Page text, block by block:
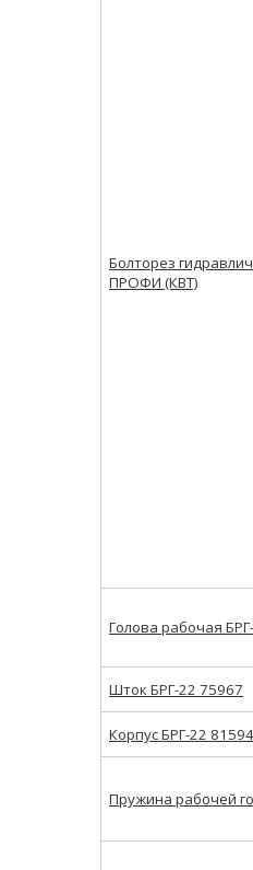
Болторез
ПРОФИ (КВТ)
Голова рабочая
Шток БРГ-22 75967
Корпус БРГ-22 81594
Пружина рабочей